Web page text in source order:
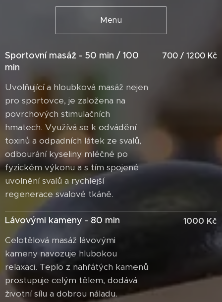
Menu
Sportovní masáž - 50 min / 100
min
Uvolňující a hloubková masáž nejen
pro sportovce, je založena na
povrchových stimulačních
hmatech. Využívá se k odvádění
toxinů a odpadních látek ze svalů,
odbourání kyseliny mléčné po
fyzickém výkonu a s tím spojené
uvolnění svalů a rychlejší
regenerace svalové tkáně.
700 / 1200 Kč
Lávovými kameny - 80 min
Celotělová masáž lávovými
kameny navozuje hlubokou
relaxaci. Teplo z nahřátých kamenů
prostupuje celým tělem, dodává
životní sílu a dobrou náladu.
1000 Kč